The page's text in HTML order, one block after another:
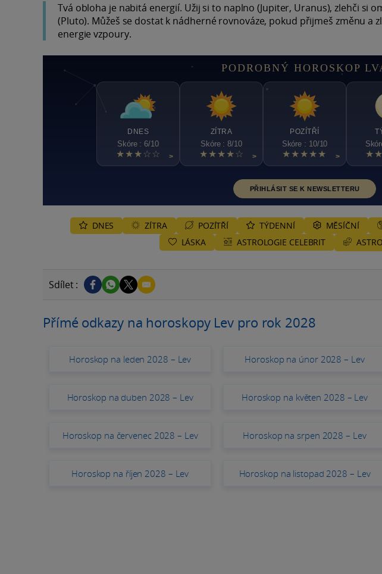
Tvá obloha je nabitá energií. Užij si to naplno (Jupiter, Uranus), zlehči si
(Pluto). Můžeš se dostat k nádherné rovnováze, pokud přijmeš změnu a
energie vzpoury.
PODROBNÝ HOROSKOP
DNES
Skóre : 6/10
★★★☆☆ >
ZÍTRA
Skóre : 8/10
★★★★☆ >
POZÍTŘÍ
Skóre : 10/10
★★★★★ >
PŘIHLÁSIT SE K NEWSLETTERU
DNES ZÍTRA POZÍTŘÍ TÝDENNÍ MĚSÍČNÍ
LÁSKA
ASTROLOGIE CELEBRIT
Sdílet :
Přímé odkazy na horoskopy Lev pro rok 2028
Horoskop na leden 2028 – Lev Horoskop na únor 2028 – Lev
Horoskop na duben 2028 – Lev Horoskop na květen 2028 – Lev
Horoskop na červenec 2028 – Lev Horoskop na srpen 2028 – Lev
Horoskop na říjen 2028 – Lev Horoskop na listopad 2028 – Lev